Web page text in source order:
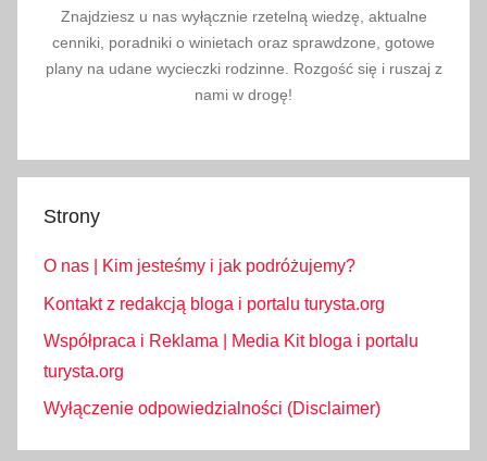
Znajdziesz u nas wyłącznie rzetelną wiedzę, aktualne
cenniki, poradniki o winietach oraz sprawdzone, gotowe
plany na udane wycieczki rodzinne. Rozgość się i ruszaj z
nami w drogę!
Strony
O nas | Kim jesteśmy i jak podróżujemy?
Kontakt z redakcją bloga i portalu turysta.org
Współpraca i Reklama | Media Kit bloga i portalu
turysta.org
Wyłączenie odpowiedzialności (Disclaimer)